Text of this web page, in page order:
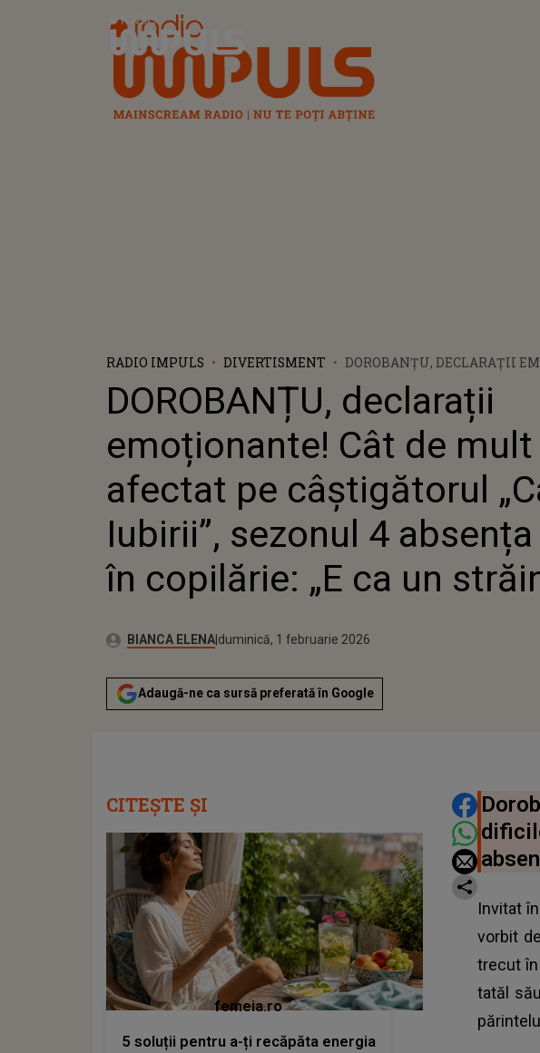
Radio Impuls
RADIO IMPULS DIVERTISMENT
DOROBANȚU, DECLARAȚII
IUBIRII”, SEZONUL 4
COPILĂRIE: „E CA UN STRĂIN”
DOROBANȚU, declarații
emoționante! Cât de mult
afectat pe câștigătorul
Iubirii”, sezonul 4
în copilărie: „E ca un
Autor:BIANCA ELENA Publicat:
duminică, 1 februarie 2026
Adaugă-ne ca sursă preferată în Google
Invitat
vorbit
trecut
tatăl
CITEȘTE ȘI
femeia.ro
5 soluții pentru a-ți recăpăta energia